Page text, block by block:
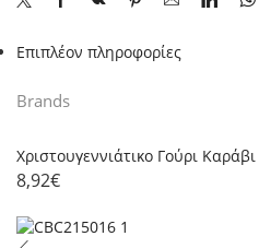
Επιπλέον πληροφορίες
Brands
Χριστουγεννιάτικο Γούρι Καράβι
8,92€